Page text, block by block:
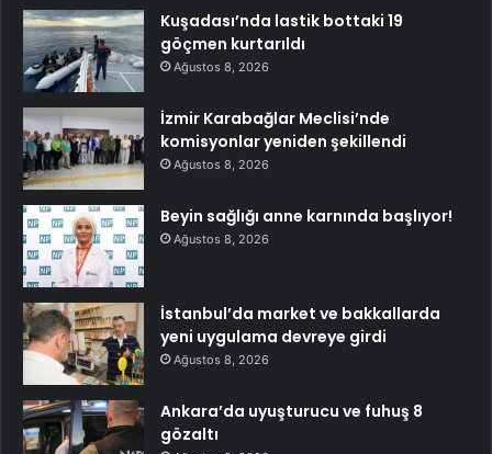
Kuşadası’nda lastik bottaki 19
göçmen kurtarıldı
Ağustos 8, 2026
İzmir Karabağlar Meclisi’nde
komisyonlar yeniden şekillendi
Ağustos 8, 2026
Beyin sağlığı anne karnında başlıyor!
Ağustos 8, 2026
İstanbul’da market ve bakkallarda
yeni uygulama devreye girdi
Ağustos 8, 2026
Ankara’da uyuşturucu ve fuhuş 8
gözaltı